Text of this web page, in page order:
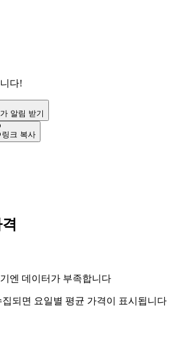
다!
알림 받기
링크 복사
엔 데이터가 부족합니다
되면 요일별 평균 가격이 표시됩니다